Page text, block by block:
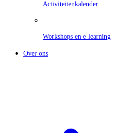
Activiteitenkalender
Workshops en e-learning
Over ons